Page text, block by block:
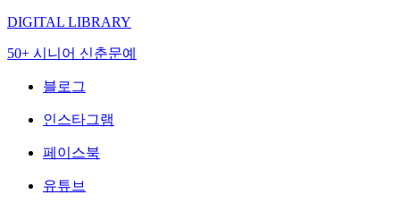
DIGITAL LIBRARY
50+ 시니어 신춘문예
블로그
인스타그램
페이스북
유튜브